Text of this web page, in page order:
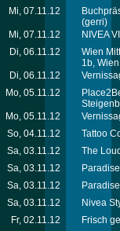
Mi, 07.11.12
(gerri)
Mi, 07.11.12
NIVEA
Di, 06.11.12
Wien
1b, Wien
Di, 06.11.12
Mo, 05.11.12
Mo, 05.11.12
So, 04.11.12
Tattoo
Sa, 03.11.12
The
Sa, 03.11.12
Sa, 03.11.12
Sa, 03.11.12
Nivea
Fr, 02.11.12
Frisch